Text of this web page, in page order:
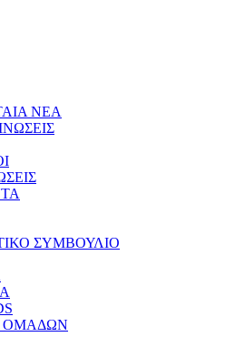
ΝΕΑ
ΣΥΜΒΟΥΛΙΟ
ΟΜΑΔΩΝ